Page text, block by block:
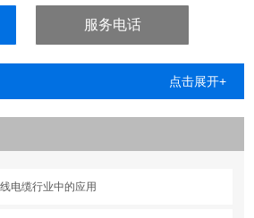
服务电话
点击展开+
电缆行业中的应用